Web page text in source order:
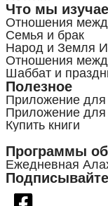
Что мы
Отношения
Семья и брак
Народ и Земля
Отношения
Шаббат и
Полезное
Приложение для
Приложение для
Купить книги
Программы
Ежедневная